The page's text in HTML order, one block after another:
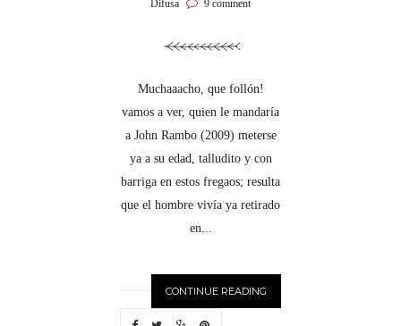
Difusa
9 comment
Muchaaacho, que follón!
vamos a ver, quien le mandaría
a John Rambo (2009) meterse
ya a su edad, talludito y con
barriga en estos fregaos; resulta
que el hombre vivía ya retirado
en...
CONTINUE READING